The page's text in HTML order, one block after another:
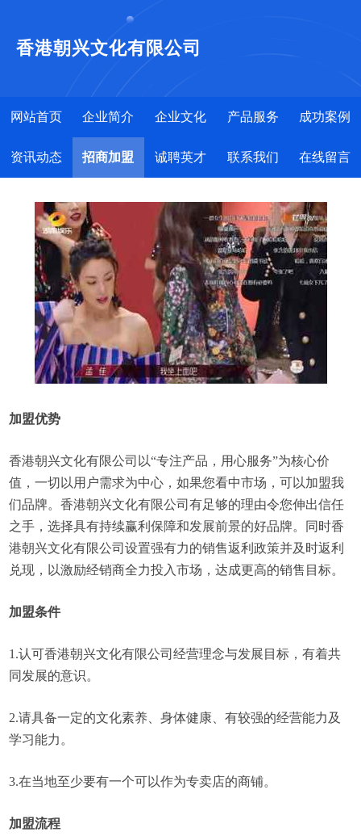
香港朝兴文化有限公司
网站首页 企业简介 企业文化 产品服务 成功案例
资讯动态 招商加盟 诚聘英才 联系我们 在线留言
加盟优势
香港朝兴文化有限公司以“专注产品，用心服务”为核心价
值，一切以用户需求为中心，如果您看中市场，可以加盟我
们品牌。香港朝兴文化有限公司有足够的理由令您伸出信任
之手，选择具有持续赢利保障和发展前景的好品牌。同时香
港朝兴文化有限公司设置强有力的销售返利政策并及时返利
兑现，以激励经销商全力投入市场，达成更高的销售目标。
加盟条件
1.认可香港朝兴文化有限公司经营理念与发展目标，有着共
同发展的意识。
2.请具备一定的文化素养、身体健康、有较强的经营能力及
学习能力。
3.在当地至少要有一个可以作为专卖店的商铺。
加盟流程